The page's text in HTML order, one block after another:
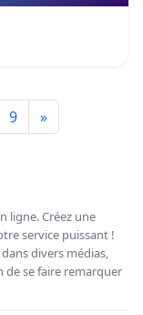
9 »
ligne. Créez une
service puissant !
divers médias,
de se faire remarquer